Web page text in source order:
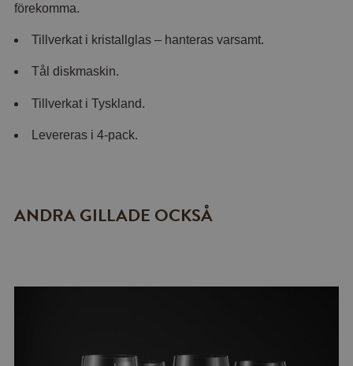
förekomma.
Tillverkat i kristallglas – hanteras varsamt.
Tål diskmaskin.
Tillverkat i Tyskland.
Levereras i 4-pack.
ANDRA GILLADE OCKSÅ